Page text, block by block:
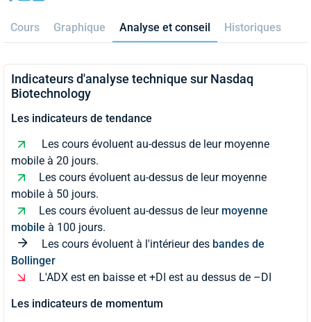
Cours Graphique Analyse et conseil Historiques
Indicateurs d'analyse technique sur Nasdaq
Biotechnology
Les indicateurs de tendance
Les cours évoluent au-dessus de leur moyenne
mobile à 20 jours.
Les cours évoluent au-dessus de leur moyenne
mobile à 50 jours.
Les cours évoluent au-dessus de leur moyenne
mobile à 100 jours.
Les cours évoluent à l'intérieur des bandes de
Bollinger
L'ADX est en baisse et +DI est au dessus de –DI
Les indicateurs de momentum